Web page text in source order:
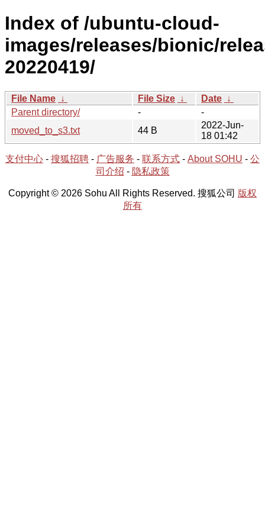
Index of /ubuntu-cloud-
images/releases/bionic/
20220419/
File Name ↓ File Size ↓ Date ↓
Parent directory/
-
-
moved_to_s3.txt
44 B
2022-Jun-
18 01:42
支付中心 - 搜狐招聘 - 广告服务 - 联系方式 - About SOHU - 公
司介绍 - 隐私政策
Copyright © 2026 Sohu All Rights Reserved. 搜狐公司 版权
所有